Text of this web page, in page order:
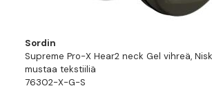
Sordin
Supreme Pro-X Hear2 neck Gel vihreä,
mustaa tekstiiliä
76302-X-G-S